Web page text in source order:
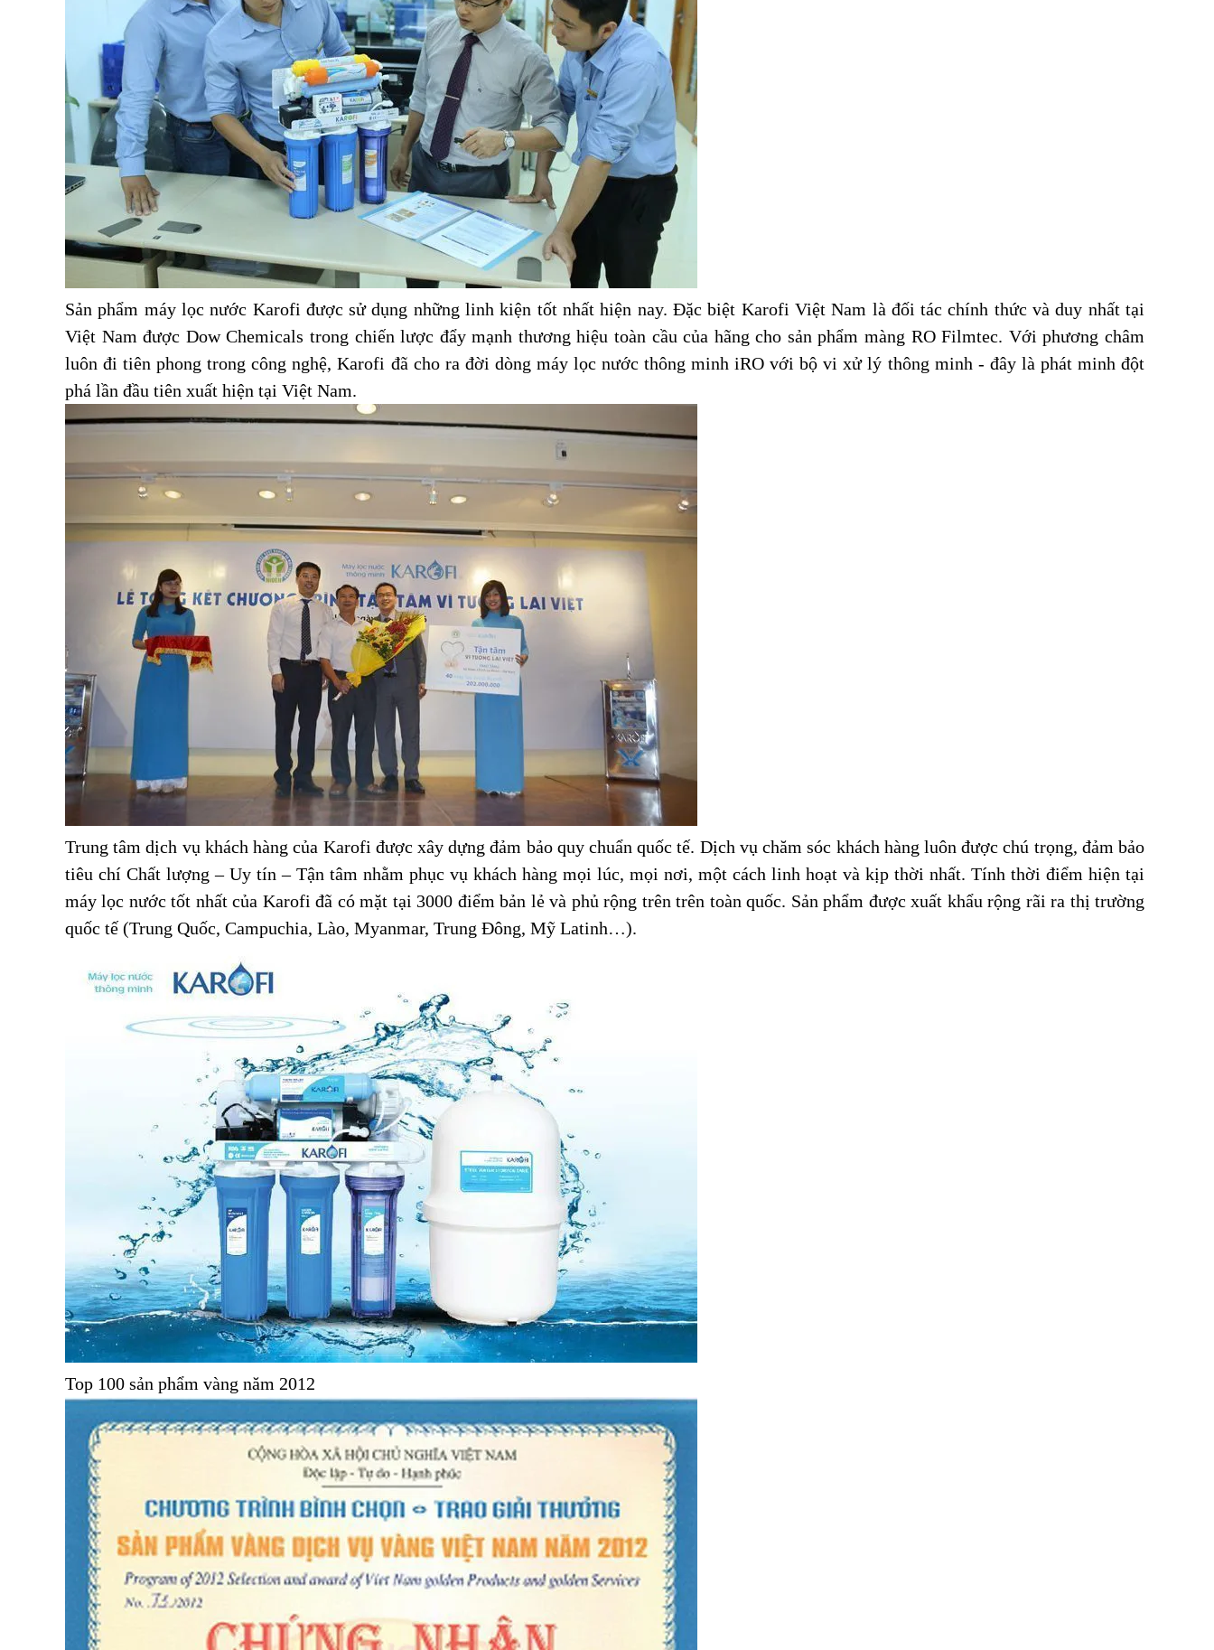
Sản phẩm máy lọc nước Karofi được sử dụng những linh kiện tốt nhất hiện nay. Đặc biệt Karofi Việt Nam là đối tác chính thức và duy nhất tại
Việt Nam được Dow Chemicals trong chiến lược đẩy mạnh thương hiệu toàn cầu của hãng cho sản phẩm màng RO Filmtec. Với phương châm
luôn đi tiên phong trong công nghệ, Karofi đã cho ra đời dòng máy lọc nước thông minh iRO với bộ vi xử lý thông minh - đây là phát minh đột
phá lần đầu tiên xuất hiện tại Việt Nam.
Trung tâm dịch vụ khách hàng của Karofi được xây dựng đảm bảo quy chuẩn quốc tế. Dịch vụ chăm sóc khách hàng luôn được chú trọng, đảm bảo
tiêu chí Chất lượng – Uy tín – Tận tâm nhằm phục vụ khách hàng mọi lúc, mọi nơi, một cách linh hoạt và kịp thời nhất. Tính thời điểm hiện tại
máy lọc nước tốt nhất của Karofi đã có mặt tại 3000 điểm bản lẻ và phủ rộng trên trên toàn quốc. Sản phẩm được xuất khẩu rộng rãi ra thị trường
quốc tế (Trung Quốc, Campuchia, Lào, Myanmar, Trung Đông, Mỹ Latinh…).
Top 100 sản phẩm vàng năm 2012